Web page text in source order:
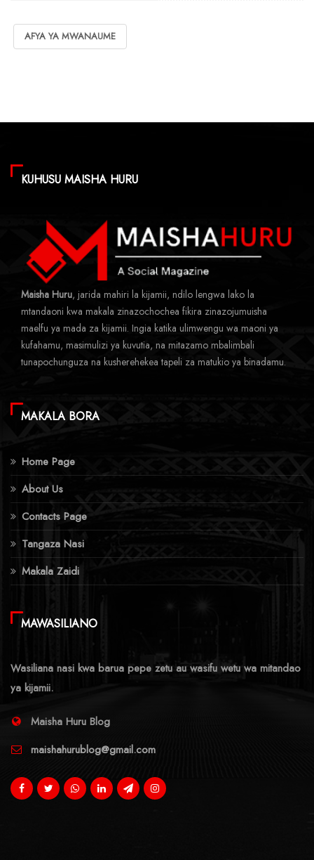
AFYA YA MWANAUME
KUHUSU MAISHA HURU
Maisha Huru, jarida mahiri la kijamii, ndilo lengwa lako la
mtandaoni kwa makala zinazochochea fikira zinazojumuisha
maelfu ya mada za kijamii. Ingia katika ulimwengu wa maoni ya
kufahamu, masimulizi ya kuvutia, na mitazamo mbalimbali
tunapochunguza na kusherehekea tapeli za matukio ya binadamu.
MAKALA BORA
Home Page
About Us
Contacts Page
Tangaza Nasi
Makala Zaidi
MAWASILIANO
Wasiliana nasi kwa barua pepe zetu au wasifu wetu wa mitandao
ya kijamii.
Maisha Huru Blog
maishahurublog@gmail.com